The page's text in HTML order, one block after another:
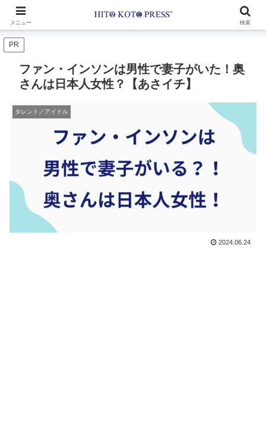
PR
ファン・インソンは男性で妻子がいた！奥
さんは日本人女性？【あさイチ】
タレント／アイドル
2024.06.24
メニュー 検索